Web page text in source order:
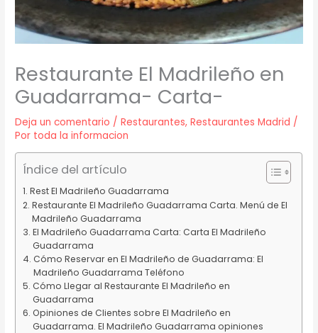
Restaurante El Madrileño en
Guadarrama- Carta-
Deja un comentario /Restaurantes,Restaurantes Madrid /
Por toda la informacion
Índice del artículo
Rest El Madrileño Guadarrama
Restaurante El Madrileño Guadarrama Carta. Menú de El
Madrileño Guadarrama
El Madrileño Guadarrama Carta: Carta El Madrileño
Guadarrama
Cómo Reservar en El Madrileño de Guadarrama: El
Madrileño Guadarrama Teléfono
Cómo Llegar al Restaurante El Madrileño en
Guadarrama
Opiniones de Clientes sobre El Madrileño en
Guadarrama. El Madrileño Guadarrama opiniones